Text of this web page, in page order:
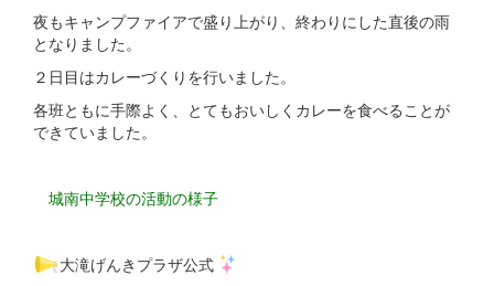
夜もキャンプファイアで盛り上がり、終わりにした直後の雨
となりました。
２日目はカレーづくりを行いました。
各班ともに手際よく、とてもおいしくカレーを食べることが
できていました。
城南中学校の活動の様子
大滝げんきプラザ公式